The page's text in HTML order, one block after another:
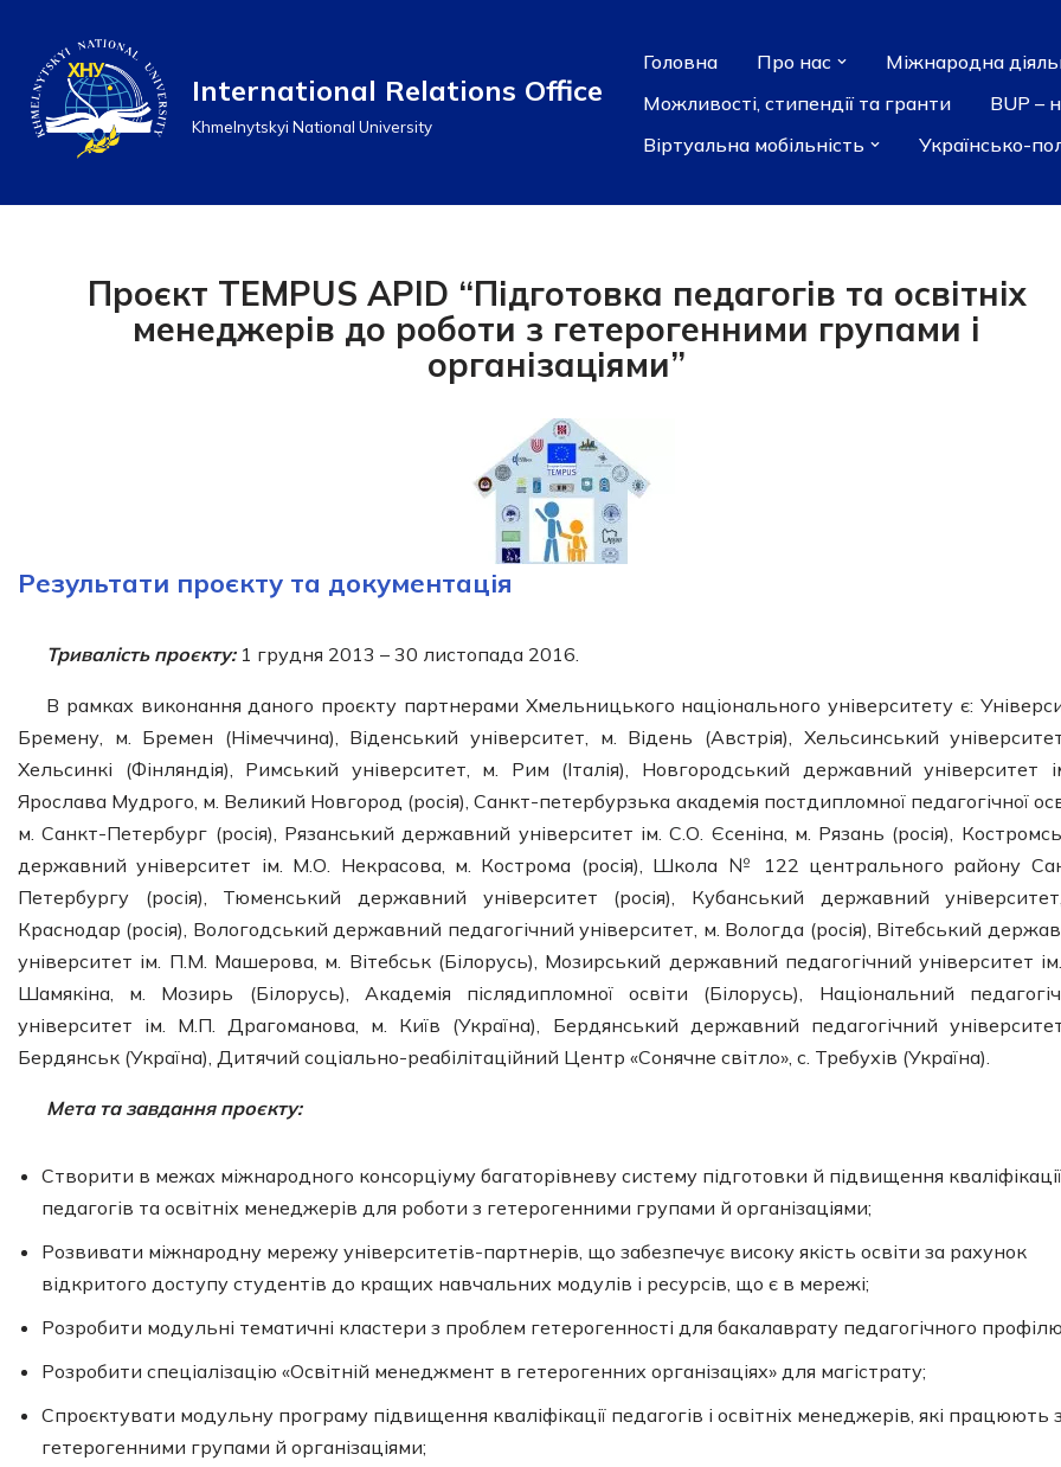
Перейти
до
вмісту
International Relations Office
Khmelnytskyi National University
Головна Про нас Міжнародна
Можливості, стипендії та гранти
BUP –
Віртуальна мобільність
Українсько-
Проєкт TEMPUS APID “Підготовка педагогів та освітніх
менеджерів до роботи з гетерогенними групами і
організаціями”
Результати проєкту та документація
Тривалість проєкту: 1 грудня 2013 – 30 листопада 2016.
В рамках виконання даного проєкту партнерами Хмельницького національного університету є:
Бремену, м. Бремен (Німеччина), Віденський університет, м. Відень (Австрія), Хельсинський
Хельсинкі (Фінляндія), Римський університет, м. Рим (Італія), Новгородський державний університет
Ярослава Мудрого, м. Великий Новгород (росія), Санкт-петербурзька академія постдипломної педагогічної
м. Санкт-Петербург (росія), Рязанський державний університет ім. С.О. Єсеніна, м. Рязань (росія),
державний університет ім. М.О. Некрасова, м. Кострома (росія), Школа № 122 центрального району
Петербургу (росія), Тюменський державний університет (росія), Кубанський державний
Краснодар (росія), Вологодський державний педагогічний університет, м. Вологда (росія), Вітебський
університет ім. П.М. Машерова, м. Вітебськ (Білорусь), Мозирський державний педагогічний університет
Шамякіна, м. Мозирь (Білорусь), Академія післядипломної освіти (Білорусь), Національний
університет ім. М.П. Драгоманова, м. Київ (Україна), Бердянський державний педагогічний
Бердянськ (Україна), Дитячий соціально-реабілітаційний Центр «Сонячне світло», с. Требухів (Україна).
Мета та завдання проєкту:
Створити в межах міжнародного консорціуму багаторівневу систему підготовки й підвищення кваліфікації
педагогів та освітніх менеджерів для роботи з гетерогенними групами й організаціями;
Розвивати міжнародну мережу університетів-партнерів, що забезпечує високу якість освіти за рахунок
відкритого доступу студентів до кращих навчальних модулів і ресурсів, що є в мережі;
Розробити модульні тематичні кластери з проблем гетерогенності для бакалаврату педагогічного
Розробити спеціалізацію «Освітній менеджмент в гетерогенних організаціях» для магістрату;
Спроєктувати модульну програму підвищення кваліфікації педагогів і освітніх менеджерів, які працюють з
гетерогенними групами й організаціями;